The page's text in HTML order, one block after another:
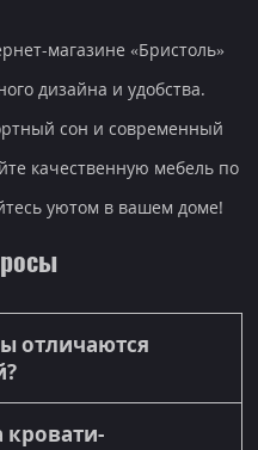
магазине «Бристоль»
дизайна и удобства.
сон и современный
качественную мебель по
уютом в вашем доме!
отличаются